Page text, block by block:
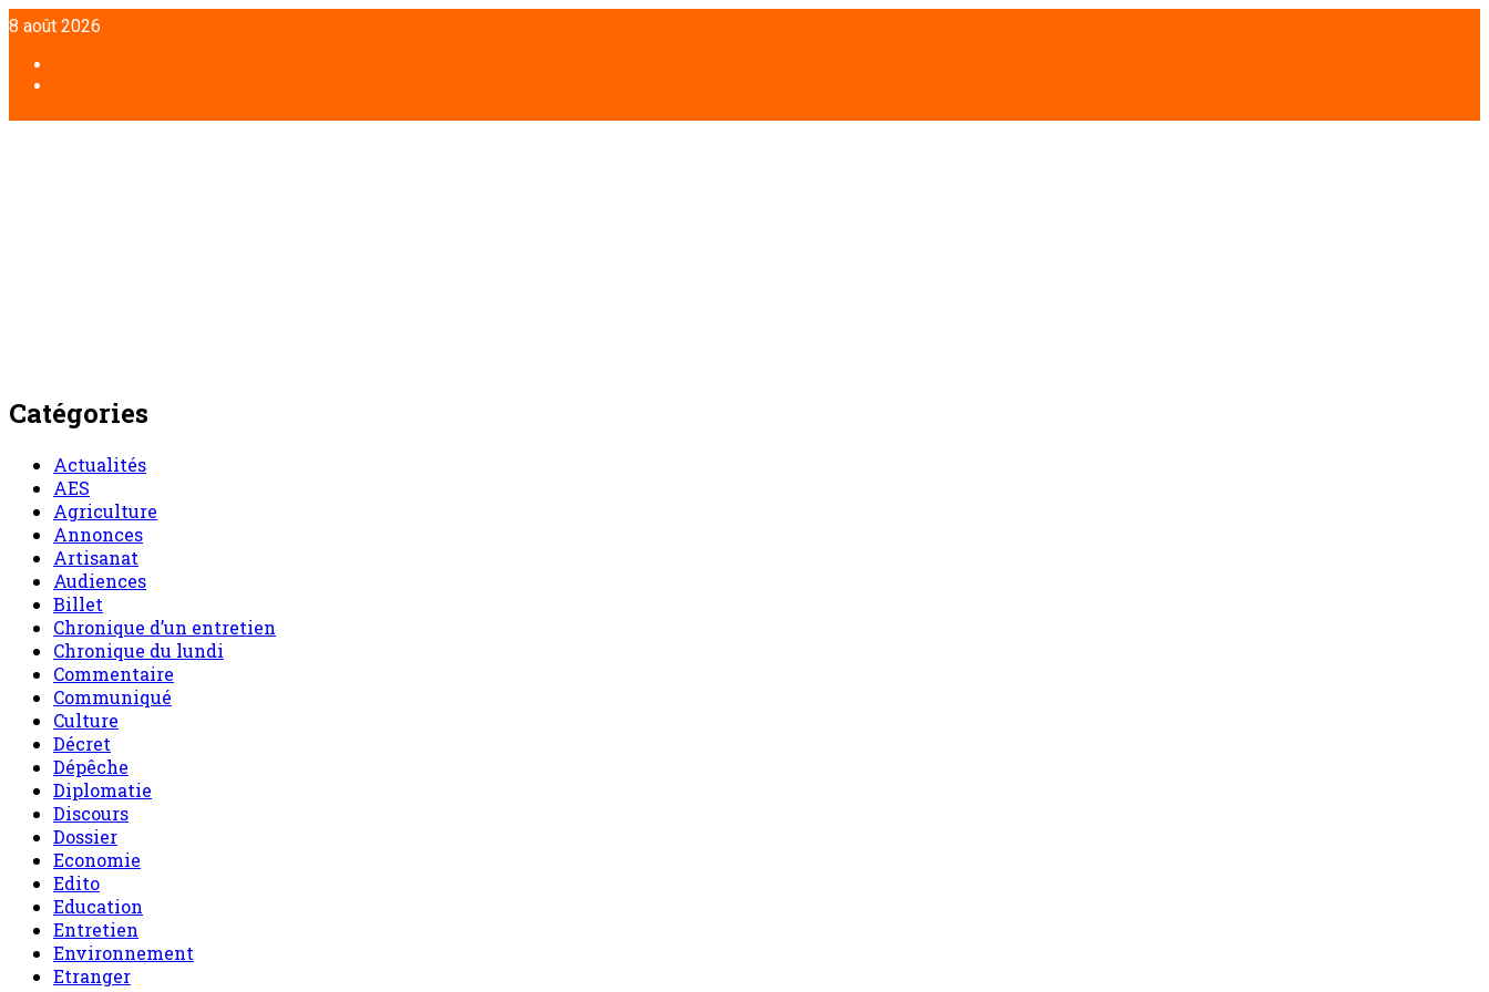
Aller
au
contenu
8 août 2026
Catégories
Actualités
AES
Agriculture
Annonces
Artisanat
Audiences
Billet
Chronique d’un entretien
Chronique du lundi
Commentaire
Communiqué
Culture
Décret
Dépêche
Diplomatie
Discours
Dossier
Economie
Edito
Education
Entretien
Environnement
Etranger